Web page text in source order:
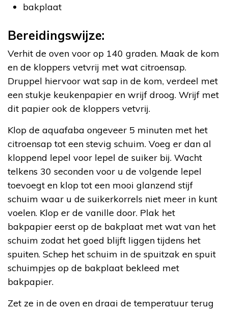
bakplaat
Bereidingswijze:
Verhit de oven voor op 140 graden. Maak de kom
en de kloppers vetvrij met wat citroensap.
Druppel hiervoor wat sap in de kom, verdeel met
een stukje keukenpapier en wrijf droog. Wrijf met
dit papier ook de kloppers vetvrij.
Klop de aquafaba ongeveer 5 minuten met het
citroensap tot een stevig schuim. Voeg er dan al
kloppend lepel voor lepel de suiker bij. Wacht
telkens 30 seconden voor u de volgende lepel
toevoegt en klop tot een mooi glanzend stijf
schuim waar u de suikerkorrels niet meer in kunt
voelen. Klop er de vanille door. Plak het
bakpapier eerst op de bakplaat met wat van het
schuim zodat het goed blijft liggen tijdens het
spuiten. Schep het schuim in de spuitzak en spuit
schuimpjes op de bakplaat bekleed met
bakpapier.
Zet ze in de oven en draai de temperatuur terug